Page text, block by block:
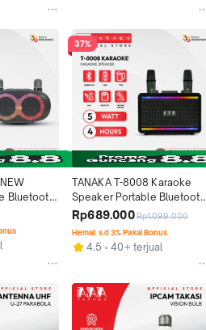
Bluetooth
37%
TANAKA T-8008 Karaoke
Speaker Portable Bluetooth
Karaoke Wireless Mic
Garansi Resmi 1 Tahun
Rp689.000Rp1.099.000
Hemat s.d 3% Pakai Bonus
4.5 40+ terjual